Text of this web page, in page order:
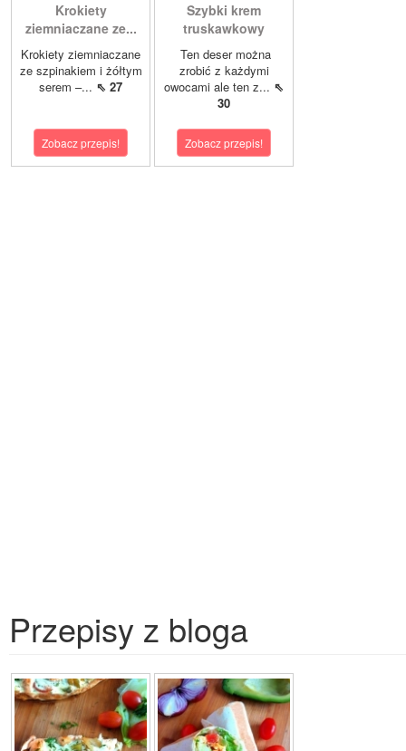
Krokiety
ziemniaczane ze...
Krokiety ziemniaczane
ze szpinakiem i żółtym
serem –... ⇖ 27
Zobacz przepis!
Szybki krem
truskawkowy
Ten deser można
zrobić z każdymi
owocami ale ten z... ⇖
30
Zobacz przepis!
Przepisy z bloga